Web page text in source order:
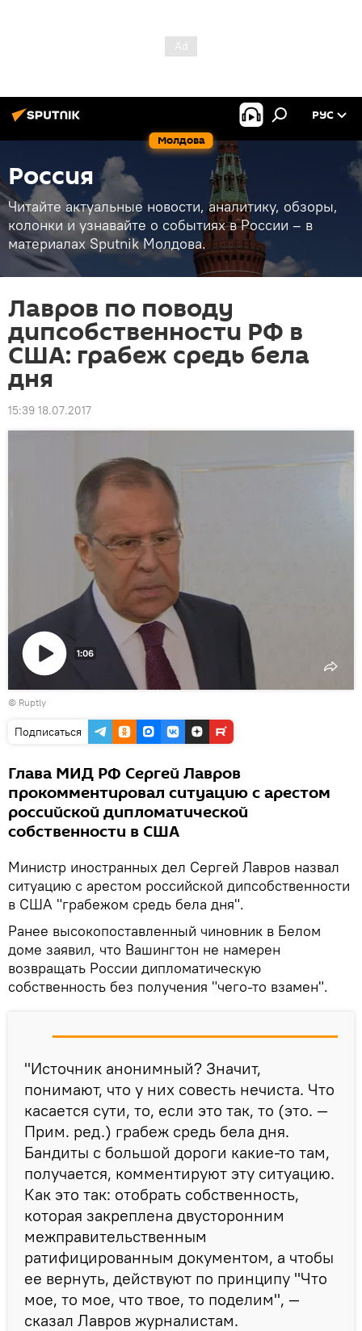
Молдова
РУС
Россия
Читайте актуальные новости, аналитику, обзоры,
колонки и узнавайте о событиях в России – в
материалах Sputnik Молдова.
Лавров по поводу
дипсобственности РФ в
США: грабеж средь бела
дня
15:39 18.07.2017
Воспроизвести
видео
1:06
© Ruptly
Подписаться
Глава МИД РФ Сергей Лавров
прокомментировал ситуацию с арестом
российской дипломатической
собственности в США
Министр иностранных дел Сергей Лавров назвал
ситуацию с арестом российской дипсобственности
в США "грабежом средь бела дня".
Ранее высокопоставленный чиновник в Белом
доме заявил, что Вашингтон не намерен
возвращать России дипломатическую
собственность без получения "чего-то взамен".
"Источник анонимный? Значит,
понимают, что у них совесть нечиста. Что
касается сути, то, если это так, то (это. —
Прим. ред.) грабеж средь бела дня.
Бандиты с большой дороги какие-то там,
получается, комментируют эту ситуацию.
Как это так: отобрать собственность,
которая закреплена двусторонним
межправительственным
ратифицированным документом, а чтобы
ее вернуть, действуют по принципу "Что
мое, то мое, что твое, то поделим", —
сказал Лавров журналистам.